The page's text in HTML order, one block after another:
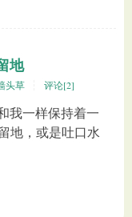
地
头草 评论[2]
我一样保持着一
地，或是吐口水